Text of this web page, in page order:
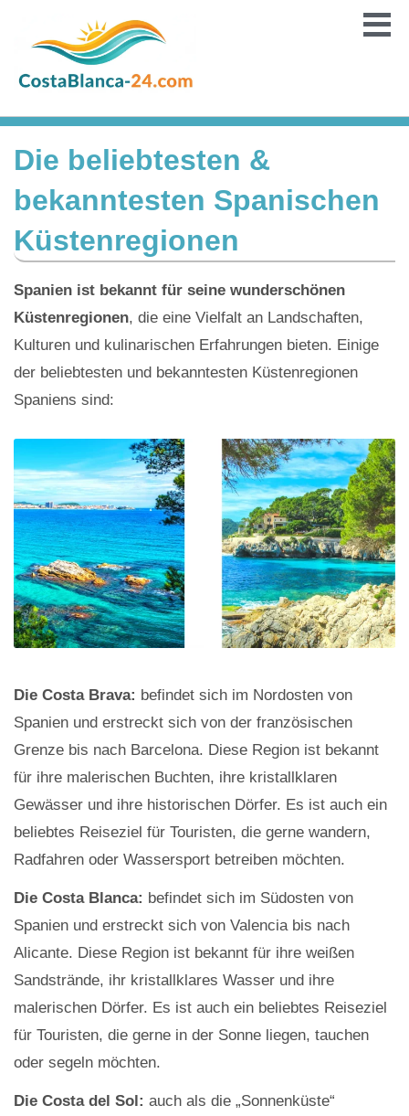
Die beliebtesten &
bekanntesten Spanischen
Küstenregionen
Spanien ist bekannt für seine wunderschönen
Küstenregionen, die eine Vielfalt an Landschaften,
Kulturen und kulinarischen Erfahrungen bieten. Einige
der beliebtesten und bekanntesten Küstenregionen
Spaniens sind:
Die Costa Brava: befindet sich im Nordosten von
Spanien und erstreckt sich von der französischen
Grenze bis nach Barcelona. Diese Region ist bekannt
für ihre malerischen Buchten, ihre kristallklaren
Gewässer und ihre historischen Dörfer. Es ist auch ein
beliebtes Reiseziel für Touristen, die gerne wandern,
Radfahren oder Wassersport betreiben möchten.
Die Costa Blanca: befindet sich im Südosten von
Spanien und erstreckt sich von Valencia bis nach
Alicante. Diese Region ist bekannt für ihre weißen
Sandstrände, ihr kristallklares Wasser und ihre
malerischen Dörfer. Es ist auch ein beliebtes Reiseziel
für Touristen, die gerne in der Sonne liegen, tauchen
oder segeln möchten.
Die Costa del Sol: auch als die „Sonnenküste“